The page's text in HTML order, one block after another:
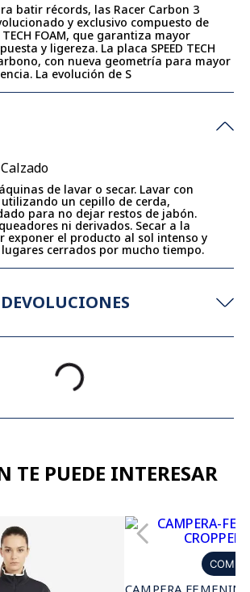
batir récords, las Racer Carbon 3
y exclusivo compuesto de
TECH FOAM, que garantiza mayor
y ligereza. La placa SPEED TECH
con nueva geometría para mayor
La evolución de S
de lavar o secar. Lavar con
un cepillo de cerda,
para no dejar restos de jabón.
ni derivados. Secar a la
exponer el producto al sol intenso y
cerrados por mucho tiempo.
TE PUEDE INTERESAR
CAMPERA